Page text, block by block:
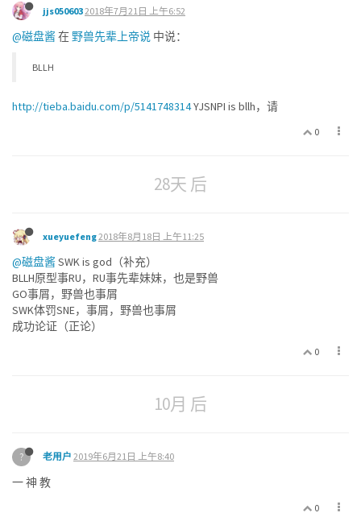
jjs0506032018年7月21日 上午6:52
@磁盘酱在 野兽先辈上帝说 中说：
BLLH
http://tieba.baidu.com/p/5141748314YJSNPI is bllh，请
0
28天 后
xueyuefeng2018年8月18日 上午11:25
@磁盘酱SWK is god（补充）
BLLH原型事RU，RU事先辈妹妹，也是野兽
GO事屑，野兽也事屑
SWK体罚SNE，事屑，野兽也事屑
成功论证（正论）
0
10月 后
? 老用户 2019年6月21日 上午8:40
一 神 教
0